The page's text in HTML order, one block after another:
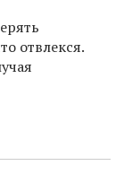
отвлекся.